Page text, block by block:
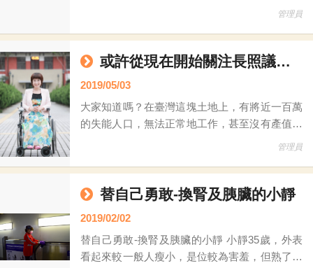
在《今周刊》的一篇報導：疫情下「萬華街友撿
繫長期輔導照顧全台寒士（遊民／街友）成績口
碑良好的法人慈善機構──人安基金會討論，來
募捐活動。 公益網串聯全台熱心的扶輪社，影
響來自各地區扶輪社友許多關注，
管理員
或許從現在開始關注長照議題就是一個好的開始
2019/05/03
大家知道嗎？在臺灣這塊土地上，有將近一百萬
的失能人口，無法正常地工作，甚至沒有產值和
收入。並且，除了病患本身之外，目前因要照顧
這些照顧者，長期忍受著煎熬甚至寂寞，據統計
有將近百分之八十的照顧者，患有慢性精神衰弱
導，所以或許無法被廣大的人群發現並關懷，然
而，這不代表這些人不存在，他們每日每夜所承
受的痛苦都是如此巨
管理員
替自己勇敢-換腎及胰臟的小靜
2019/02/02
替自己勇敢-換腎及胰臟的小靜 小靜35歲，外表
看起來較一般人瘦小，是位較為害羞，但熟了之